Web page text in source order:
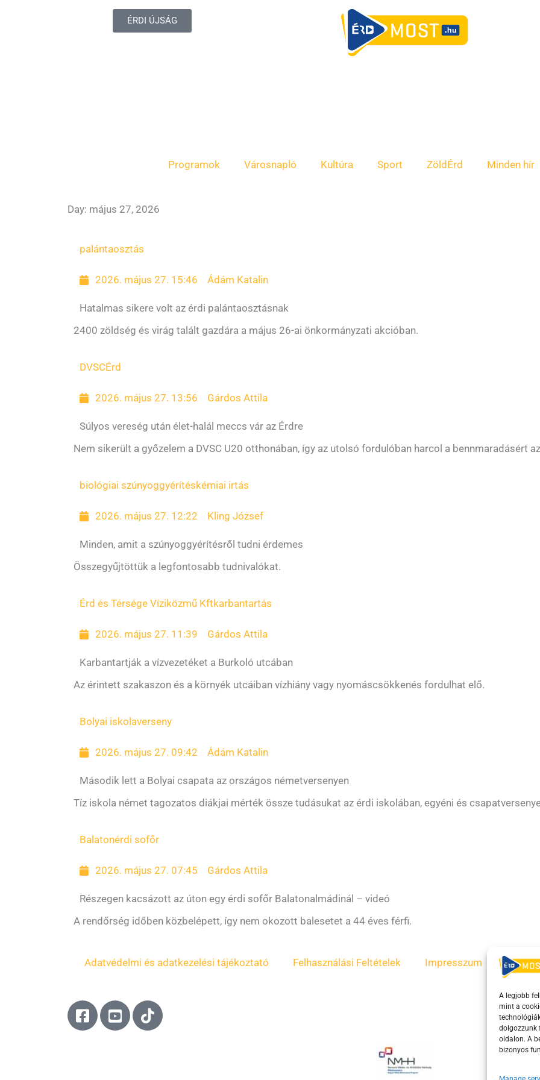
A legjobb
mint a
dolgozzunk
oldalon. A
bizonyos
ÉRDI ÚJSÁG
Programok Városnapló Kultúra Sport ZöldÉrd Minden hír
Day: május 27, 2026
palántaosztás
2026. május 27. 15:46 Ádám Katalin
Hatalmas sikere volt az érdi palántaosztásnak
2400 zöldség és virág talált gazdára a május 26-ai önkormányzati akcióban.
DVSCÉrd
2026. május 27. 13:56 Gárdos Attila
Súlyos vereség után élet-halál meccs vár az Érdre
Nem sikerült a győzelem a DVSC U20 otthonában, így az utolsó fordulóban harcol a bennmaradásért
biológiai szúnyoggyérítéskémiai irtás
2026. május 27. 12:22 Kling József
Minden, amit a szúnyoggyérítésről tudni érdemes
Összegyűjtöttük a legfontosabb tudnivalókat.
Érd és Térsége Víziközmű Kftkarbantartás
2026. május 27. 11:39 Gárdos Attila
Karbantartják a vízvezetéket a Burkoló utcában
Az érintett szakaszon és a környék utcáiban vízhiány vagy nyomáscsökkenés fordulhat elő.
Bolyai iskolaverseny
2026. május 27. 09:42 Ádám Katalin
Második lett a Bolyai csapata az országos németversenyen
Tíz iskola német tagozatos diákjai mérték össze tudásukat az érdi iskolában, egyéni és
Balatonérdi sofőr
2026. május 27. 07:45 Gárdos Attila
Részegen kacsázott az úton egy érdi sofőr Balatonalmádinál – videó
A rendőrség időben közbelépett, így nem okozott balesetet a 44 éves férfi.
Adatvédelmi és adatkezelési tájékoztató Felhasználási Feltételek Impresszum ÁSZF
F
a
Y
o
T
i